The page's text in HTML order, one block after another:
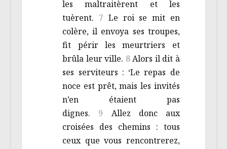
les maltraitèrent et les
tuèrent. 7 Le roi se mit en
colère, il envoya ses troupes,
fit périr les meurtriers et
brûla leur ville. 8Alors il dit à
ses serviteurs : ‘Le repas de
noce est prêt, mais les invités
n’en étaient pas
dignes. 9 Allez donc aux
croisées des chemins : tous
ceux que vous rencontrerez,